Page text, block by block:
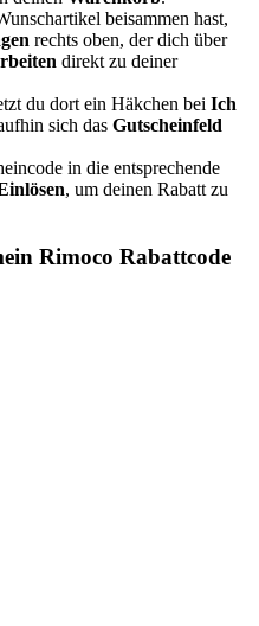
beisammen hast,
rechts oben, der dich über
direkt zu deiner
du dort ein Häkchen bei Ich
sich das Gutscheinfeld
in die entsprechende
, um deinen Rabatt zu
Rimoco Rabattcode